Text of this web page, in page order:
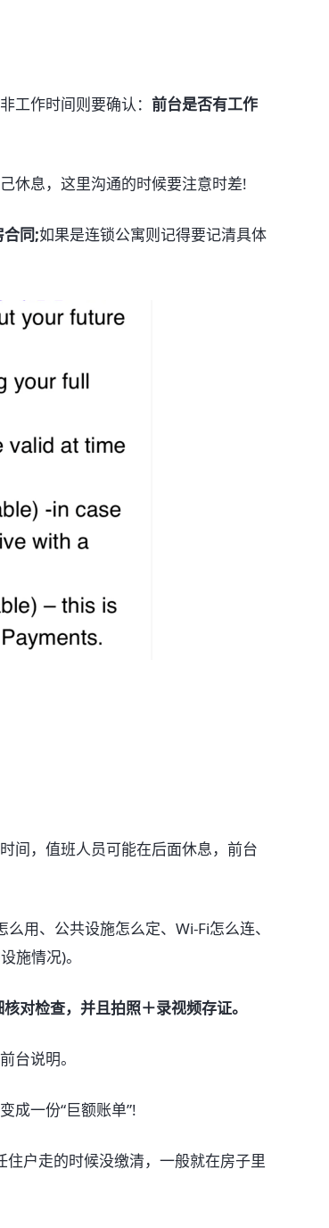
工作时间则要确认： 前台是否有工作
休息，这里沟通的时候要注意时差!
同;如果是连锁公寓则记得要记清具体
间，值班人员可能在后面休息，前台
用、公共设施怎么定、Wi-Fi怎么连、
施情况)。
检查，并且拍照＋录视频存证。
台说明。
成一份“巨额账单”!
户走的时候没缴清，一般就在房子里